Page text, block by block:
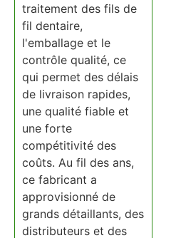
traitement des fils de
fil dentaire,
l'emballage et le
contrôle qualité, ce
qui permet des délais
de livraison rapides,
une qualité fiable et
une forte
compétitivité des
coûts. Au fil des ans,
ce fabricant a
approvisionné de
grands détaillants, des
distributeurs et des